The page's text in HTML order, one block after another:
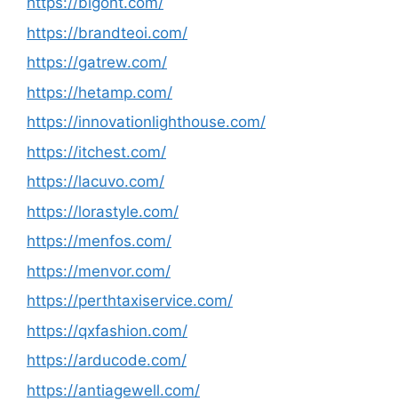
https://brandteoi.com/
https://gatrew.com/
https://hetamp.com/
https://innovationlighthouse.com/
https://itchest.com/
https://lacuvo.com/
https://lorastyle.com/
https://menfos.com/
https://menvor.com/
https://perthtaxiservice.com/
https://qxfashion.com/
https://arducode.com/
https://antiagewell.com/